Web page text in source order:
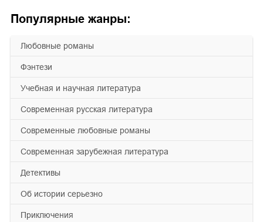
Популярные жанры:
любовные романы
фэнтези
учебная и научная литература
современная русская литература
современные любовные романы
современная зарубежная литература
детективы
об истории серьезно
приключения